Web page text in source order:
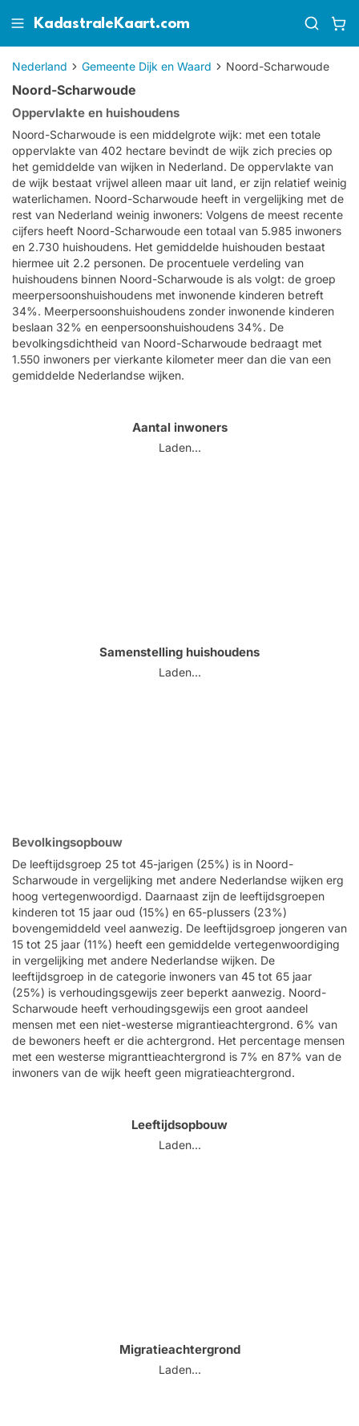
KadastraleKaart.com
Nederland Gemeente Dijk en Waard Noord-Scharwoude
Noord-Scharwoude
Oppervlakte en huishoudens
Noord-Scharwoude is een middelgrote wijk: met een totale
oppervlakte van 402 hectare bevindt de wijk zich precies op
het gemiddelde van wijken in Nederland. De oppervlakte van
de wijk bestaat vrijwel alleen maar uit land, er zijn relatief weinig
waterlichamen. Noord-Scharwoude heeft in vergelijking met de
rest van Nederland weinig inwoners: Volgens de meest recente
cijfers heeft Noord-Scharwoude een totaal van 5.985 inwoners
en 2.730 huishoudens. Het gemiddelde huishouden bestaat
hiermee uit 2.2 personen. De procentuele verdeling van
huishoudens binnen Noord-Scharwoude is als volgt: de groep
meerpersoonshuishoudens met inwonende kinderen betreft
34%. Meerpersoonshuishoudens zonder inwonende kinderen
beslaan 32% en eenpersoonshuishoudens 34%. De
bevolkingsdichtheid van Noord-Scharwoude bedraagt met
1.550 inwoners per vierkante kilometer meer dan die van een
gemiddelde Nederlandse wijken.
Aantal inwoners
Laden...
Samenstelling huishoudens
Laden...
Bevolkingsopbouw
De leeftijdsgroep 25 tot 45-jarigen (25%) is in Noord-
Scharwoude in vergelijking met andere Nederlandse wijken erg
hoog vertegenwoordigd. Daarnaast zijn de leeftijdsgroepen
kinderen tot 15 jaar oud (15%) en 65-plussers (23%)
bovengemiddeld veel aanwezig. De leeftijdsgroep jongeren van
15 tot 25 jaar (11%) heeft een gemiddelde vertegenwoordiging
in vergelijking met andere Nederlandse wijken. De
leeftijdsgroep in de categorie inwoners van 45 tot 65 jaar
(25%) is verhoudingsgewijs zeer beperkt aanwezig. Noord-
Scharwoude heeft verhoudingsgewijs een groot aandeel
mensen met een niet-westerse migrantieachtergrond. 6% van
de bewoners heeft er die achtergrond. Het percentage mensen
met een westerse migranttieachtergrond is 7% en 87% van de
inwoners van de wijk heeft geen migratieachtergrond.
Leeftijdsopbouw
Laden...
Migratieachtergrond
Laden...